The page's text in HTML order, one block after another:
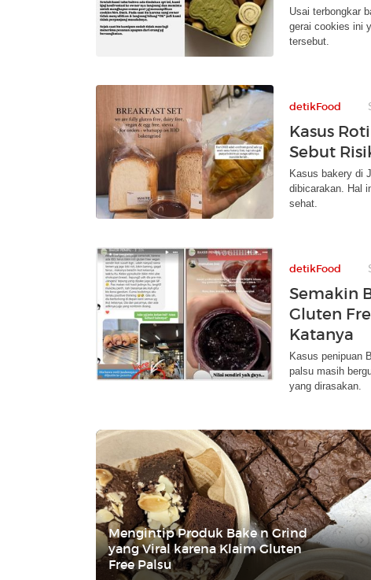
Usai terbongkar
gerai cookies ini
tersebut.
detikFood
Kasus
Sebut
Kasus bakery di
dibicarakan. Hal
sehat.
detikFood
Semakin
Gluten
Katanya
Kasus penipuan
palsu masih
yang dirasakan.
Mengintip Produk Bake n Grind
yang Viral karena Klaim Gluten
Free Palsu